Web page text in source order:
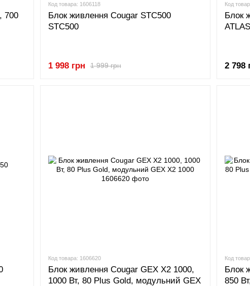
700
Код товара: 1606118
Блок живлення Cougar STC500
STC500
1 999 грн
1 998 грн
Код
Блок
2 798
Код товара: 1606620
Блок живлення Cougar GEX X2 1000,
1000 Вт, 80 Plus Gold, модульний GEX
Код
Блок
850